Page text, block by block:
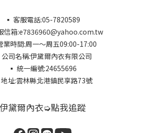
▪ 客服電話:05-7820589
信箱:e7836960@yahoo.com.tw
業時間:周一～周五09:00-17:00
司名稱:伊黛爾內衣有限公司
▪ 統一編號:24655696
址:雲林縣北港鎮民享路73號
伊黛爾內衣➭點我追蹤